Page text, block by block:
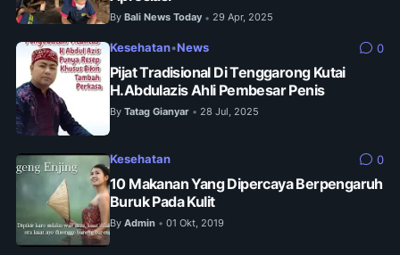
By Bali News Today • 29 Apr, 2025
Kesehatan•News 0
Pijat Tradisional Di Tenggarong Kutai
H.Abdulazis Ahli Pembesar Penis
By Tatag Gianyar • 28 Jul, 2025
Kesehatan 0
10 Makanan Yang Dipercaya Berpengaruh
Buruk Pada Kulit
By Admin • 01 Okt, 2019